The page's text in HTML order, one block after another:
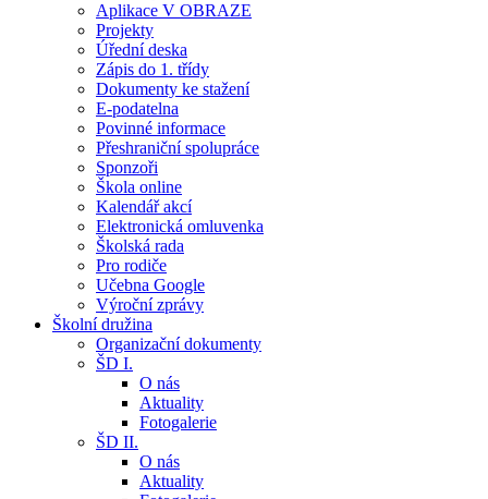
Aplikace V OBRAZE
Projekty
Úřední deska
Zápis do 1. třídy
Dokumenty ke stažení
E-podatelna
Povinné informace
Přeshraniční spolupráce
Sponzoři
Škola online
Kalendář akcí
Elektronická omluvenka
Školská rada
Pro rodiče
Učebna Google
Výroční zprávy
Školní družina
Organizační dokumenty
ŠD I.
O nás
Aktuality
Fotogalerie
ŠD II.
O nás
Aktuality